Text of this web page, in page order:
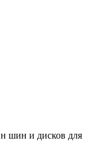
шин и дисков для